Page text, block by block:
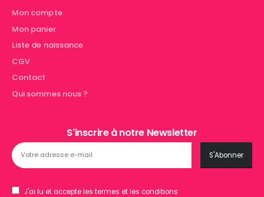
Mon compte
Mon panier
Liste de naissance
CGV
Contact
Qui sommes nous ?
S'inscrire à notre Newsletter
J'ai lu et accepte les termes et les conditions